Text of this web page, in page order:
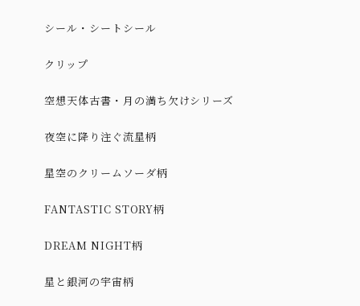
シール・シートシール
クリップ
空想天体古書・月の満ち欠けシリーズ
夜空に降り注ぐ流星柄
星空のクリームソーダ柄
FANTASTIC STORY柄
DREAM NIGHT柄
星と銀河の宇宙柄